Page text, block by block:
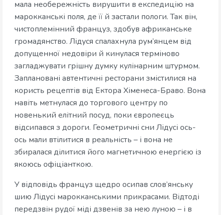
мала необережність вирушити в експедицію на
марокканські поля, де її й застали пологи. Так він,
чистоплемінний француз, здобув африканське
громадянство. Лідуся спалахнула рум’янцем від
допущенної недовіри й кинулася терміново
загладжувати грішну думку кулінарним штурмом.
Заплановані автентичні ресторани змістилися на
користь рецептів від Ектора Хіменеса-Браво. Вона
навіть метнулася до торгового центру по
новенький елітний посуд, поки європеєць
відсипався з дороги. Геометричні сни Лідусі ось-
ось мали втілитися в реальність – і вона не
збиралася ділитися його магнетичною енергією із
якоюсь офіціанткою.
У відповідь француз щедро осипав слов’янську
шию Лідусі марокканськими прикрасами. Відтоді
передзвін рудої міді дзвенів за нею луною – і в